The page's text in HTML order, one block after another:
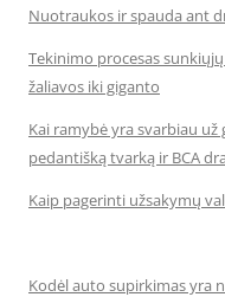
Nuotraukos ir spauda ant
Tekinimo procesas
žaliavos iki giganto
Kai ramybė yra svarbiau už
pedantišką tvarką ir BCA
Kaip pagerinti užsakymų
Kodėl auto supirkimas yra